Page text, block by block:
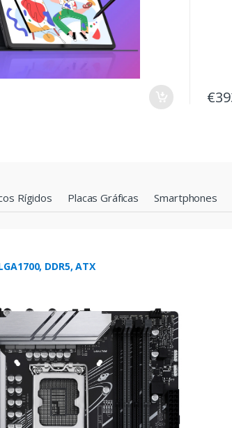
Rígidos Placas Gráficas Smartphones
DDR5, ATX